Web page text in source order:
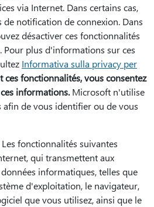
via Internet. Dans certains cas,
de notification de connexion. Dans
désactiver ces fonctionnalités
Pour plus d'informations sur ces
Informativa sulla privacy per
ces fonctionnalités, vous consentez
informations.Microsoft n'utilise
afin de vous identifier ou de vous
Les fonctionnalités suivantes
qui transmettent aux
informatiques, telles que
d'exploitation, le navigateur,
que vous utilisez, ainsi que le